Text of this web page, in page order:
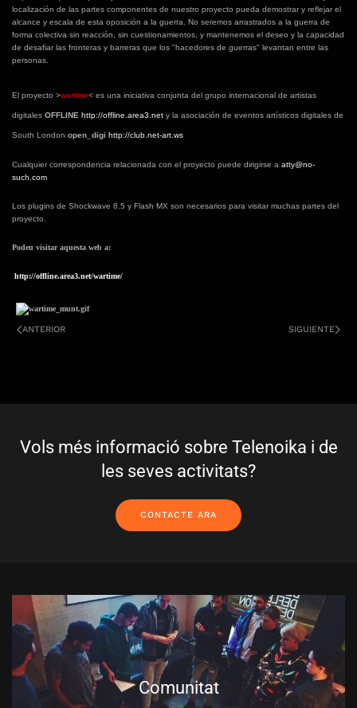
localización de las partes componentes de nuestro proyecto pueda demostrar y reflejar el
alcance y escala de esta oposición a la guerra. No seremos arrastrados a la guerra de
forma colectiva sin reacción, sin cuestionamientos, y mantenemos el deseo y la capacidad
de desafiar las fronteras y barreras que los "hacedores de guerras" levantan entre las
personas.
El proyecto >wartime< es una iniciativa conjunta del grupo internacional de artistas
digitales OFFLINE http://offline.area3.net y la asociación de eventos artísticos digitales de
South London open_digi http://club.net-art.ws
Cualquier correspondencia relacionada con el proyecto puede dirigirse a atty@no-
such.com
Los plugins de Shockwave 8.5 y Flash MX son necesarios para visitar muchas partes del
proyecto.
Podeu visitar aquesta web a:
http://offline.area3.net/wartime/
ANTERIOR SIGUIENTE
Vols més informació sobre Telenoika i de
les seves activitats?
CONTACTE ARA
Comunitat